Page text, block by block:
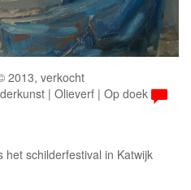
2013, verkocht
| Olieverf | Op doek
het schilderfestival in Katwijk